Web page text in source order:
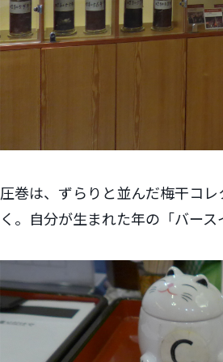
圧巻は、ずらりと並んだ梅干コ
く。自分が生まれた年の「バース